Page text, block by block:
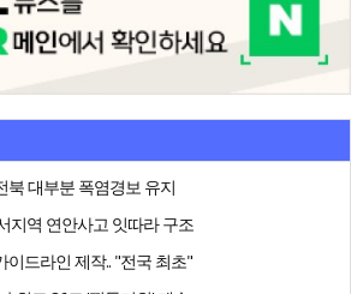
북 대부분 폭염경보 유지
지역 연안사고 잇따라 구조
이드라인 제작.. "전국 최초"